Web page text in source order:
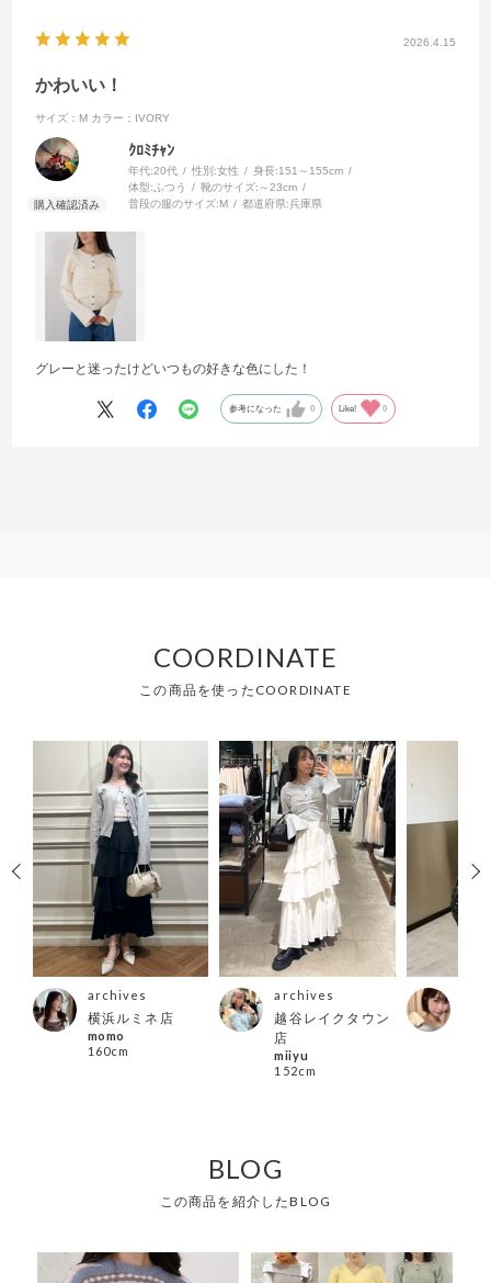
2026.4.15
かわいい！
サイズ：M カラー：IVORY
ｸﾛﾐﾁｬﾝ
年代:20代 性別:女性 身長:151～155cm
体型: ふつう 靴のサイズ: ～23cm
普段の服のサイズ:M 都道府県:兵庫県
グレーと迷ったけどいつもの好きな色にした！
参考になった 0 Like! 0
COORDINATE
この商品を使ったCOORDINATE
archives
横浜ルミネ店
momo
160cm
archives
越谷レイクタウン
店
miiyu
152cm
BLOG
この商品を紹介したBLOG